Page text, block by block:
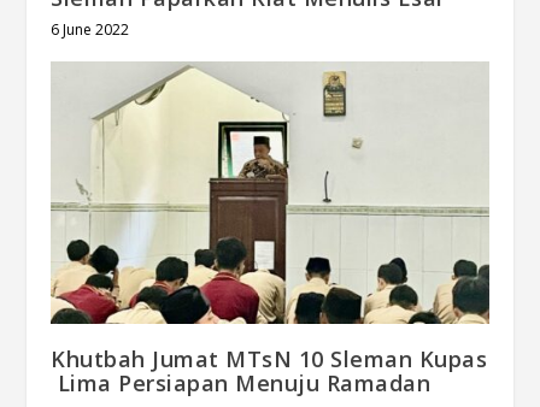
6 June 2022
Khutbah Jumat MTsN 10 Sleman Kupas
Lima Persiapan Menuju Ramadan